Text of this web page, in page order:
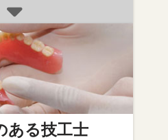
ある技工士